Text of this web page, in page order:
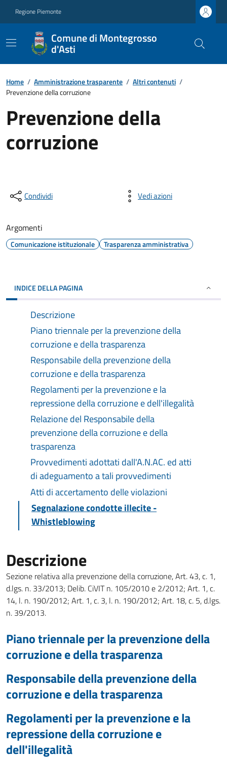
Regione Piemonte
Comune di Montegrosso
d'Asti
Home / Amministrazione trasparente / Altri contenuti /
Prevenzione della corruzione
Prevenzione della
corruzione
Condividi Vedi azioni
Argomenti
Comunicazione istituzionale Trasparenza amministrativa
INDICE DELLA PAGINA
Descrizione
Piano triennale per la prevenzione della
corruzione e della trasparenza
Responsabile della prevenzione della
corruzione e della trasparenza
Regolamenti per la prevenzione e la
repressione della corruzione e dell'illegalità
Relazione del Responsabile della
prevenzione della corruzione e della
trasparenza
Provvedimenti adottati dall'A.N.AC. ed atti
di adeguamento a tali provvedimenti
Atti di accertamento delle violazioni
Segnalazione condotte illecite -
Whistleblowing
Descrizione
Sezione relativa alla prevenzione della corruzione, Art. 43, c. 1,
d.lgs. n. 33/2013; Delib. CiVIT n. 105/2010 e 2/2012; Art. 1, c.
14, l. n. 190/2012; Art. 1, c. 3, l. n. 190/2012; Art. 18, c. 5, d.lgs.
n. 39/2013.
Piano triennale per la prevenzione della
corruzione e della trasparenza
Responsabile della prevenzione della
corruzione e della trasparenza
Regolamenti per la prevenzione e la
repressione della corruzione e
dell'illegalità